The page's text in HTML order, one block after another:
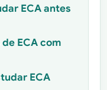
ECA antes
ECA com
ECA